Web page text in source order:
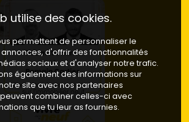
utilise des cookies.
permettent de personnaliser le
d'offrir des fonctionnalités
sociaux et d'analyser notre trafic.
également des informations sur
site avec nos partenaires
combiner celles-ci avec
que tu leur as fournies.